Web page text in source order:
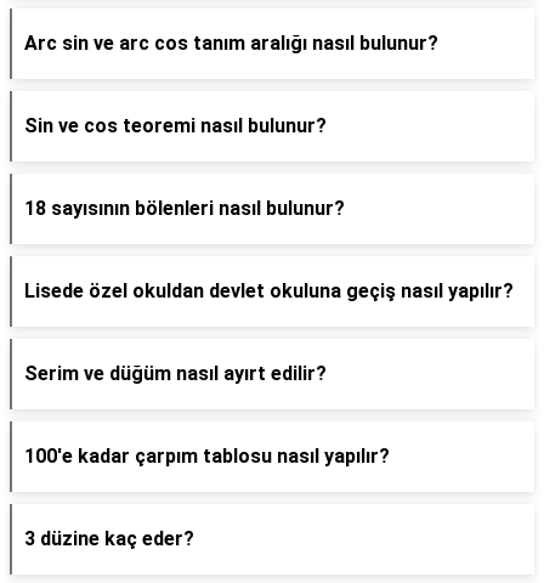
Arc sin ve arc cos tanım aralığı nasıl bulunur?
Sin ve cos teoremi nasıl bulunur?
18 sayısının bölenleri nasıl bulunur?
Lisede özel okuldan devlet okuluna geçiş nasıl yapılır?
Serim ve düğüm nasıl ayırt edilir?
100'e kadar çarpım tablosu nasıl yapılır?
3 düzine kaç eder?